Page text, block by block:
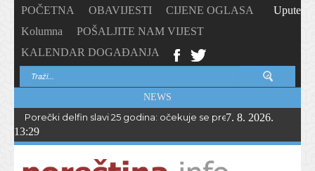
POČETNA OBAVIJESTI
CIJENE OGLASA
Kolumna
POŠALJITE NAM VIJEST
KALENDAR DOGAĐANJA
Upute
NEWS
Porečki delfin slavi 25 godina: očekuje se preko 1.700
7. 8. 2026.
13:29